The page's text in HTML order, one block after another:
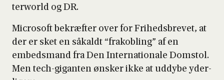
terwor­ld og DR.
Micro­soft bekræf­ter over for Fri­heds­bre­vet, at
der er sket en såkaldt “frakob­ling” af en
embeds­mand fra Den Inter­na­tio­na­le Dom­stol.
Men tech-gigan­ten ønsker ikke at uddy­be yder­